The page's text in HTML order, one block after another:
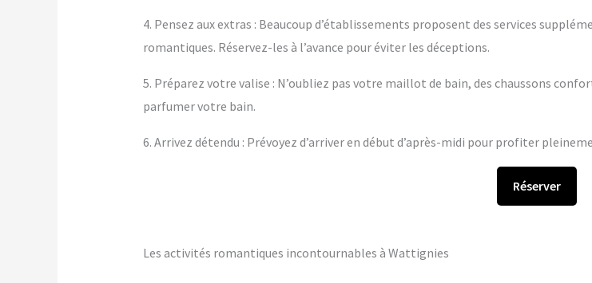
4. Pensez aux extras : Beaucoup d’établissements proposent des services
romantiques. Réservez-les à l’avance pour éviter les déceptions.
5. Préparez votre valise : N’oubliez pas votre maillot de bain, des chaussons
parfumer votre bain.
6. Arrivez détendu : Prévoyez d’arriver en début d’après-midi pour profiter
Réserver
Les activités romantiques incontournables à Wattignies